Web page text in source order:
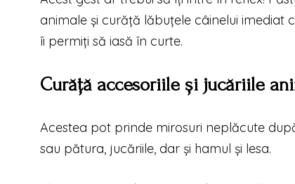
animale și curăță lăbuțele câinelui imediat
îi permiți să iasă în curte.
Curăță accesoriile și jucăriile
Acestea pot prinde mirosuri neplăcute
sau pătura, jucăriile, dar și hamul și lesa.